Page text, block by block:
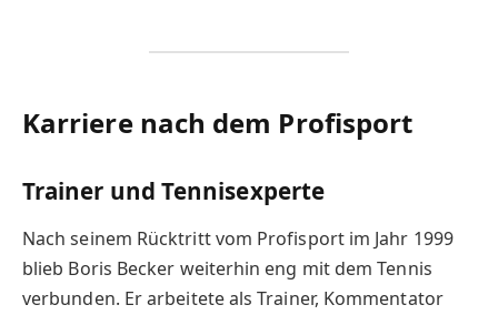
Karriere nach dem Profisport
Trainer und Tennisexperte
Nach seinem Rücktritt vom Profisport im Jahr 1999
blieb Boris Becker weiterhin eng mit dem Tennis
verbunden. Er arbeitete als Trainer, Kommentator